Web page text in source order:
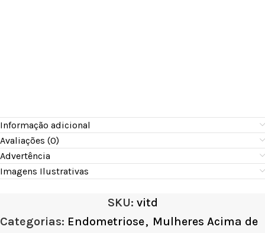
Informação adicional
Avaliações (0)
Advertência
Imagens Ilustrativas
SKU: vitd
Categorias: Endometriose, Mulheres Acima de